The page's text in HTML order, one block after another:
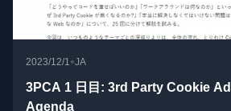
2023/12/1•JA
3PCA 1 日目: 3rd Party Cookie
Agenda